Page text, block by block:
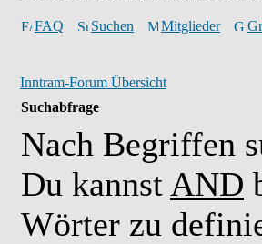
FAQ Suchen Mitglieder
Inntram-Forum Übersicht
Suchabfrage
Nach Begriffen
Du kannst AND
Wörter zu